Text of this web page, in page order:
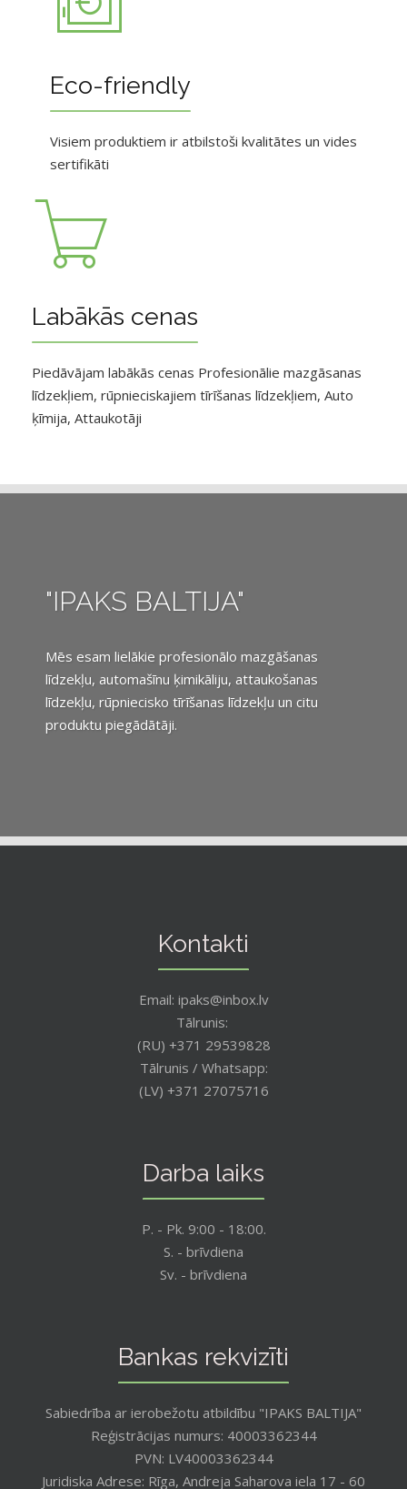
Eco-friendly
Visiem produktiem ir atbilstoši kvalitātes un vides
sertifikāti
Labākās cenas
Piedāvājam labākās cenas Profesionālie mazgāsanas
līdzekļiem, rūpnieciskajiem tīrīšanas līdzekļiem, Auto
ķīmija, Attaukotāji
"IPAKS BALTIJA"
Mēs esam lielākie profesionālo mazgāšanas
līdzekļu, automašīnu ķimikāliju, attaukošanas
līdzekļu, rūpniecisko tīrīšanas līdzekļu un citu
produktu piegādātāji.
Kontakti
Email: ipaks@inbox.lv
Tālrunis:
(RU) +371 29539828
Tālrunis / Whatsapp:
(LV) +371 27075716
Darba laiks
P. - Pk. 9:00 - 18:00.
S. - brīvdiena
Sv. - brīvdiena
Bankas rekvizīti
Sabiedrība ar ierobežotu atbildību "IPAKS BALTIJA"
Reģistrācijas numurs: 40003362344
PVN: LV40003362344
Juridiska Adrese: Rīga, Andreja Saharova iela 17 - 60